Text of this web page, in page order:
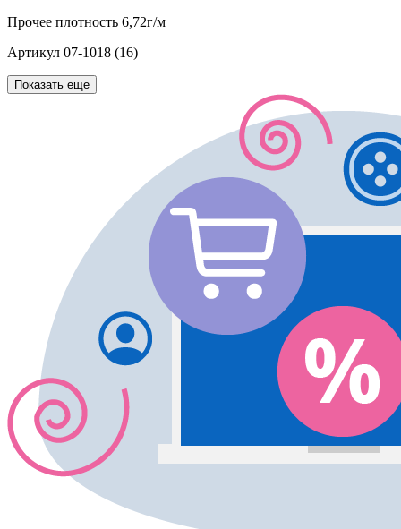
Прочее плотность 6,72г/м
Артикул 07-1018 (16)
Показать еще